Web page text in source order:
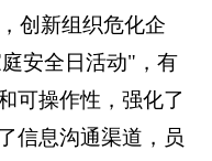
创新组织危化企
安全日活动"，有
可操作性，强化了
信息沟通渠道，员